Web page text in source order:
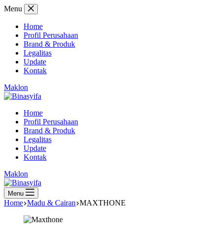
Skip
content
Menu
Home
Profil Perusahaan
Brand & Produk
Legalitas
Update
Kontak
Maklon
Home
Profil Perusahaan
Brand & Produk
Legalitas
Update
Kontak
Maklon
Menu
Home Madu & Cairan MAXTHONE